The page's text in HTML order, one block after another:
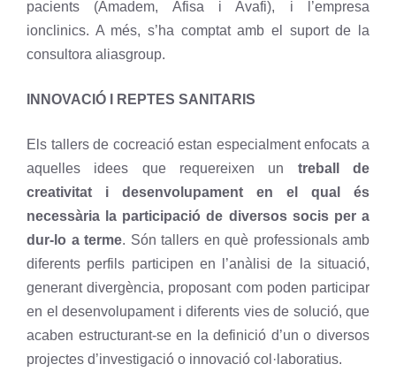
pacients (Amadem, Afisa i Avafi), i l’empresa
ionclinics. A més, s’ha comptat amb el suport de la
consultora aliasgroup.
INNOVACIÓ I REPTES SANITARIS
Els tallers de cocreació estan especialment enfocats a
aquelles idees que requereixen un treball de
creativitat i desenvolupament en el qual és
necessària la participació de diversos socis per a
dur-lo a terme. Són tallers en què professionals amb
diferents perfils participen en l’anàlisi de la situació,
generant divergència, proposant com poden participar
en el desenvolupament i diferents vies de solució, que
acaben estructurant-se en la definició d’un o diversos
projectes d’investigació o innovació col·laboratius.